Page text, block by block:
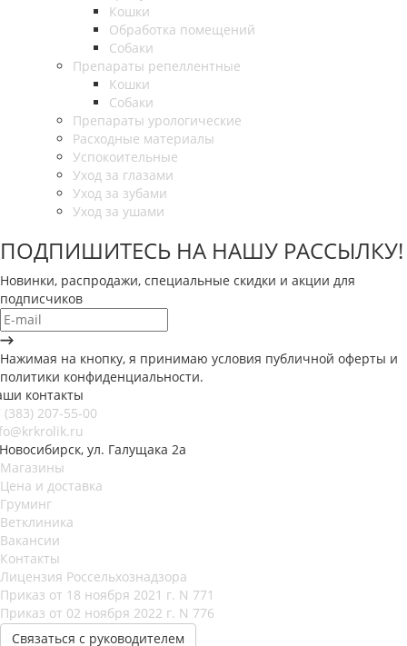
Кошки
Обработка помещений
Собаки
Препараты репеллентные
Кошки
Собаки
Препараты урологические
Расходные материалы
Успокоительные
Уход за глазами
Уход за зубами
Уход за ушами
ПОДПИШИТЕСЬ НА НАШУ РАССЫЛКУ!
Новинки, распродажи, специальные скидки и акции для
подписчиков
Нажимая на кнопку, я принимаю условия публичной оферты и
политики конфиденциальности.
контакты
(383) 207-55-00
ул. Галущака 2а
Магазины
Цена и доставка
Груминг
Ветклиника
Вакансии
Контакты
Лицензия Россельхознадзора
Приказ от 18 ноября 2021 г. N 771
Приказ от 02 ноября 2022 г. N 776
Связаться с руководителем